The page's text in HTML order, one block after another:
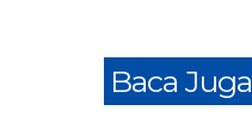
Baca Juga